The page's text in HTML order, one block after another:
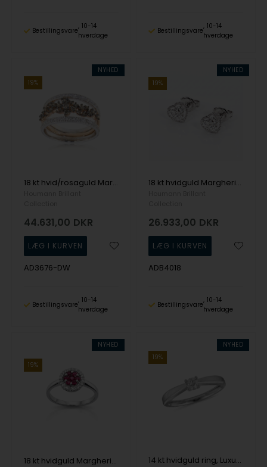
Bestillingsvare
10-14
hverdage
Bestillingsvare
10-14
hverdage
NYHED
19%
18 kt hvid/rosaguld Margherita Ring med 1,23 ct Brillant
44.631,00 DKR
AD3676-DW
Bestillingsvare
10-14
hverdage
NYHED
19%
18 kt hvidguld Margherita Øreringe med 0,63 ct Brillant
26.933,00 DKR
ADB4018
Bestillingsvare
10-14
hverdage
NYHED
19%
18 kt hvidguld Margherita Ring med 0,30 ct & 0,14 ct Brillant
NYHED
19%
14 kt hvidguld ring, Luxury Solitaire serien fra Siersbøl med ialt 0,25 ct Labgrown diamant